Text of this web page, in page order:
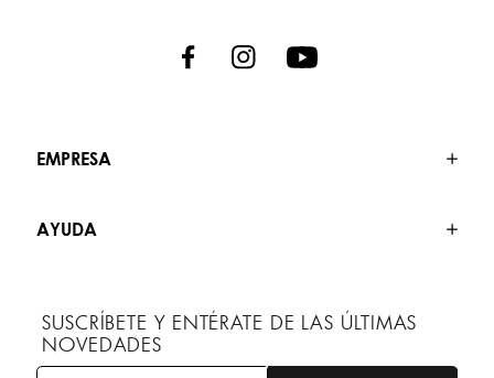
EMPRESA
AYUDA
SUSCRÍBETE Y ENTÉRATE DE LAS ÚLTIMAS
NOVEDADES